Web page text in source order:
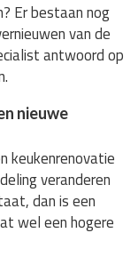
Er bestaan nog
van de
antwoord op
nieuwe
keukenrenovatie
veranderen
dan is een
wel een hogere